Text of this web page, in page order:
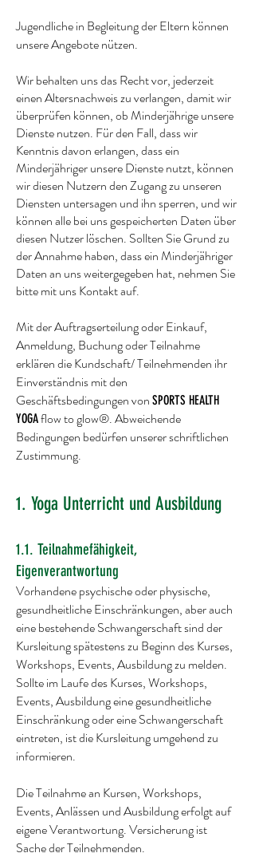
Jugendliche in Begleitung der Eltern können
unsere Angebote nützen.
Wir behalten uns das Recht vor, jederzeit
einen Altersnachweis zu verlangen, damit wir
überprüfen können, ob Minderjährige unsere
Dienste nutzen. Für den Fall, dass wir
Kenntnis davon erlangen, dass ein
Minderjähriger unsere Dienste nutzt, können
wir diesen Nutzern den Zugang zu unseren
Diensten untersagen und ihn sperren, und wir
können alle bei uns gespeicherten Daten über
diesen Nutzer löschen. Sollten Sie Grund zu
der Annahme haben, dass ein Minderjähriger
Daten an uns weitergegeben hat, nehmen Sie
bitte mit uns Kontakt auf.
Mit der Auftragserteilung oder Einkauf,
Anmeldung, Buchung oder Teilnahme
erklärendie Kundschaft/ Teilnehmenden ihr
Einverständnis mit den
Geschäftsbedingungen von SPORTS HEALTH
YOGAflow to glow®. Abweichende
Bedingungen bedürfen unserer schriftlichen
Zustimmung.
1. Yoga Unterricht und Ausbildung
1.1. Teilnahmefähigkeit,
Eigenverantwortung
Vorhandene psychische oder physische,
gesundheitliche Einschränkungen, aber auch
eine bestehende Schwangerschaft sind der
Kursleitung spätestens zu Beginn des Kurses,
Workshops, Events, Ausbildung zu melden.
Sollte im Laufe des Kurses, Workshops,
Events, Ausbildung eine gesundheitliche
Einschränkung oder eine Schwangerschaft
eintreten, ist die Kursleitung umgehend zu
informieren.
Die Teilnahme an Kursen, Workshops,
Events, Anlässen und Ausbildung erfolgt auf
eigene Verantwortung. Versicherung ist
Sache der Teilnehmenden.